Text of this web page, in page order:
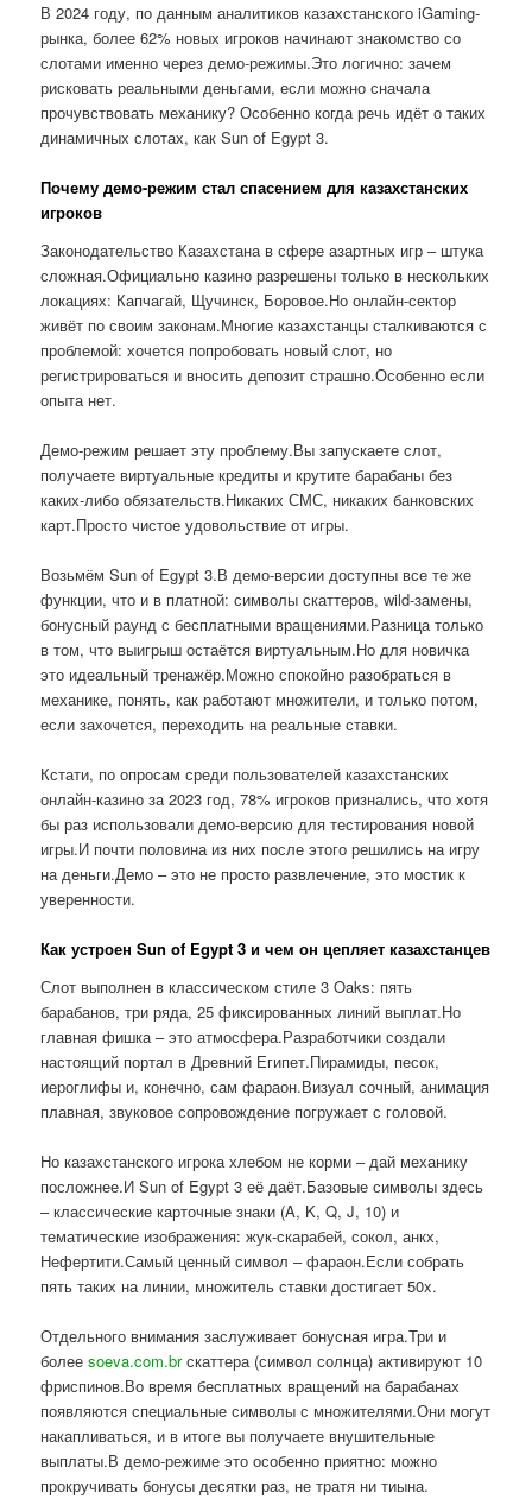
В 2024 году, по данным аналитиков казахстанского iGaming-
рынка, более 62% новых игроков начинают знакомство со
слотами именно через демо-режимы.Это логично: зачем
рисковать реальными деньгами, если можно сначала
прочувствовать механику? Особенно когда речь идёт о таких
динамичных слотах, как Sun of Egypt 3.
Почему демо-режим стал спасением для казахстанских
игроков
Законодательство Казахстана в сфере азартных игр – штука
сложная.Официально казино разрешены только в нескольких
локациях: Капчагай, Щучинск, Боровое.Но онлайн-сектор
живёт по своим законам.Многие казахстанцы сталкиваются с
проблемой: хочется попробовать новый слот, но
регистрироваться и вносить депозит страшно.Особенно если
опыта нет.
Демо-режим решает эту проблему.Вы запускаете слот,
получаете виртуальные кредиты и крутите барабаны без
каких-либо обязательств.Никаких СМС, никаких банковских
карт.Просто чистое удовольствие от игры.
Возьмём Sun of Egypt 3.В демо-версии доступны все те же
функции, что и в платной: символы скаттеров, wild-замены,
бонусный раунд с бесплатными вращениями.Разница только
в том, что выигрыш остаётся виртуальным.Но для новичка
это идеальный тренажёр.Можно спокойно разобраться в
механике, понять, как работают множители, и только потом,
если захочется, переходить на реальные ставки.
Кстати, по опросам среди пользователей казахстанских
онлайн-казино за 2023 год, 78% игроков признались, что хотя
бы раз использовали демо-версию для тестирования новой
игры.И почти половина из них после этого решились на игру
на деньги.Демо – это не просто развлечение, это мостик к
уверенности.
Как устроен Sun of Egypt 3 и чем он цепляет казахстанцев
Слот выполнен в классическом стиле 3 Oaks: пять
барабанов, три ряда, 25 фиксированных линий выплат.Но
главная фишка – это атмосфера.Разработчики создали
настоящий портал в Древний Египет.Пирамиды, песок,
иероглифы и, конечно, сам фараон.Визуал сочный, анимация
плавная, звуковое сопровождение погружает с головой.
Но казахстанского игрока хлебом не корми – дай механику
посложнее.И Sun of Egypt 3 её даёт.Базовые символы здесь
– классические карточные знаки (A, K, Q, J, 10) и
тематические изображения: жук-скарабей, сокол, анкх,
Нефертити.Самый ценный символ – фараон.Если собрать
пять таких на линии, множитель ставки достигает 50x.
Отдельного внимания заслуживает бонусная игра.Три и
болееsoeva.com.brскаттера (символ солнца) активируют 10
фриспинов.Во время бесплатных вращений на барабанах
появляются специальные символы с множителями.Они могут
накапливаться, и в итоге вы получаете внушительные
выплаты.В демо-режиме это особенно приятно: можно
прокручивать бонусы десятки раз, не тратя ни тиына.